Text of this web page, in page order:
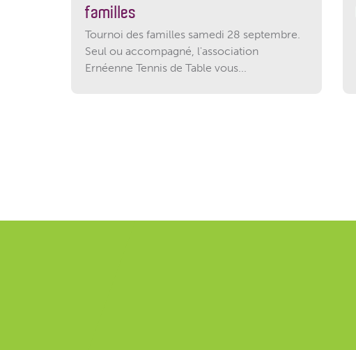
familles
Tournoi des familles samedi 28 septembre.
Seul ou accompagné, l'association
Ernéenne Tennis de Table vous...